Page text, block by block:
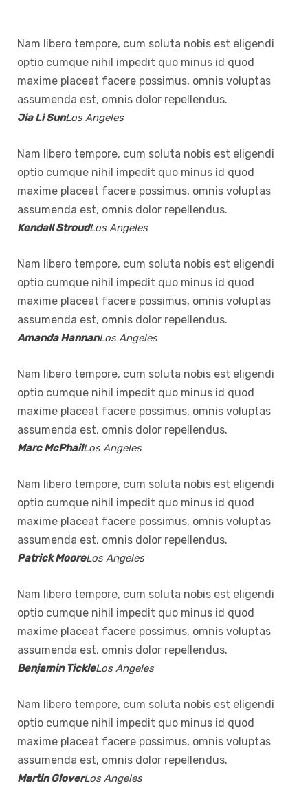
Nam libero tempore, cum soluta nobis est eligendi
optio cumque nihil impedit quo minus id quod
maxime placeat facere possimus, omnis voluptas
assumenda est, omnis dolor repellendus.
Jia Li SunLos Angeles
Nam libero tempore, cum soluta nobis est eligendi
optio cumque nihil impedit quo minus id quod
maxime placeat facere possimus, omnis voluptas
assumenda est, omnis dolor repellendus.
Kendall StroudLos Angeles
Nam libero tempore, cum soluta nobis est eligendi
optio cumque nihil impedit quo minus id quod
maxime placeat facere possimus, omnis voluptas
assumenda est, omnis dolor repellendus.
Amanda HannanLos Angeles
Nam libero tempore, cum soluta nobis est eligendi
optio cumque nihil impedit quo minus id quod
maxime placeat facere possimus, omnis voluptas
assumenda est, omnis dolor repellendus.
Marc McPhailLos Angeles
Nam libero tempore, cum soluta nobis est eligendi
optio cumque nihil impedit quo minus id quod
maxime placeat facere possimus, omnis voluptas
assumenda est, omnis dolor repellendus.
Patrick MooreLos Angeles
Nam libero tempore, cum soluta nobis est eligendi
optio cumque nihil impedit quo minus id quod
maxime placeat facere possimus, omnis voluptas
assumenda est, omnis dolor repellendus.
Benjamin TickleLos Angeles
Nam libero tempore, cum soluta nobis est eligendi
optio cumque nihil impedit quo minus id quod
maxime placeat facere possimus, omnis voluptas
assumenda est, omnis dolor repellendus.
Martin GloverLos Angeles